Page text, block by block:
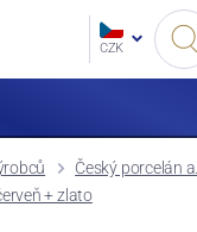
CZK
Český porcelán
+ zlato